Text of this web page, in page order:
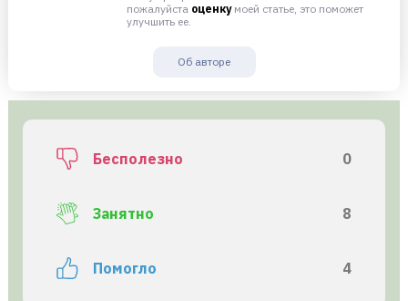
пожалуйста оценкумоей статье, это поможет
улучшить ее.
Об авторе
Бесполезно 0
Занятно 8
Помогло 4